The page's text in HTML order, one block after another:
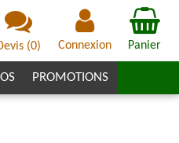
(0) Connexion Panier
PROMOTIONS